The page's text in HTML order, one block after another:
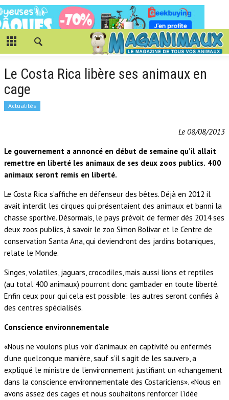
Le Costa Rica libère ses animaux en
cage
Actualités
Le 08/08/2013
Le gouvernement a annoncé en début de semaine qu’il allait
remettre en liberté les animaux de ses deux zoos publics. 400
animaux seront remis en liberté.
Le Costa Rica s’affiche en défenseur des bêtes. Déjà en 2012 il
avait interdit les cirques qui présentaient des animaux et banni la
chasse sportive. Désormais, le pays prévoit de fermer dès 2014 ses
deux zoos publics, à savoir le zoo Simon Bolivar et le Centre de
conservation Santa Ana, qui deviendront des jardins botaniques,
relate le Monde.
Singes, volatiles, jaguars, crocodiles, mais aussi lions et reptiles
(au total 400 animaux) pourront donc gambader en toute liberté.
Enfin ceux pour qui cela est possible: les autres seront confiés à
des centres spécialisés.
Conscience environnementale
«Nous ne voulons plus voir d’animaux en captivité ou enfermés
d’une quelconque manière, sauf s’il s’agit de les sauver», a
expliqué le ministre de l’environnement justifiant un «changement
dans la conscience environnementale des Costariciens». «Nous en
avons assez des cages et nous souhaitons renforcer l’idée